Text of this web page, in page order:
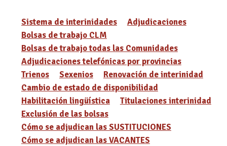
Sistema de interinidades
Adjudicaciones
Bolsas de trabajo CLM
Bolsas de trabajo todas las Comunidades
Adjudicaciones telefónicas por provincias
Trienos
Sexenios
Renovación de interinidad
Cambio de estado de disponibilidad
Habilitación lingüística
Titulaciones interinidad
Exclusión de las bolsas
Cómo se adjudican las SUSTITUCIONES
Cómo se adjudican las VACANTES